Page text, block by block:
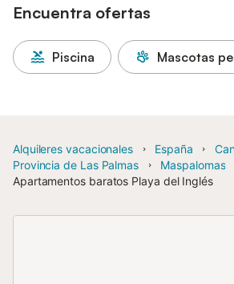
Encuentra ofertas
Piscina Mascotas
Alquileres vacacionales España
Provincia de Las Palmas
Maspalomas
Apartamentos baratos Playa del Inglés